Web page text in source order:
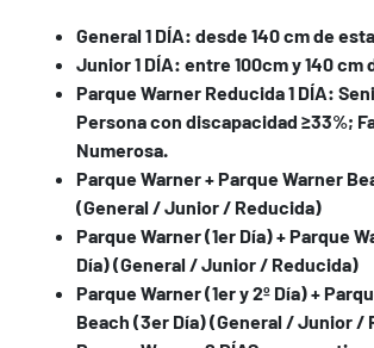
General 1 DÍA: desde 140 cm de
Junior 1 DÍA: entre 100cm y 140 cm
Parque Warner Reducida 1 DÍA:
Persona con discapacidad ≥33%;
Numerosa.
Parque Warner + Parque Warner
(General / Junior / Reducida)
Parque Warner (1er Día) + Parque
Día) (General / Junior / Reducida)
Parque Warner (1er y 2º Día) +
Beach (3er Día) (General / Junior /